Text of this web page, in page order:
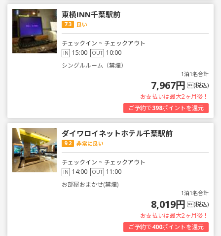
東横INN千葉駅前
7.3 良い
チェックイン ~ チェックアウト
IN 15:00 OUT 10:00
シングルルーム（禁煙）
1泊1名合計
7,967円 (税込)
お支払いは最大2ヶ月後！
ご予約で398ポイントを還元
ダイワロイネットホテル千葉駅前
9.2 非常に良い
チェックイン ~ チェックアウト
IN 14:00 OUT 11:00
お部屋おまかせ(禁煙)
1泊1名合計
8,019円 (税込)
お支払いは最大2ヶ月後！
ご予約で400ポイントを還元